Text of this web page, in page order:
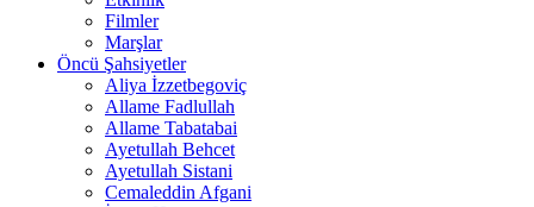
Filmler
Marşlar
Öncü Şahsiyetler
Aliya İzzetbegoviç
Allame Fadlullah
Allame Tabatabai
Ayetullah Behcet
Ayetullah Sistani
Cemaleddin Afgani